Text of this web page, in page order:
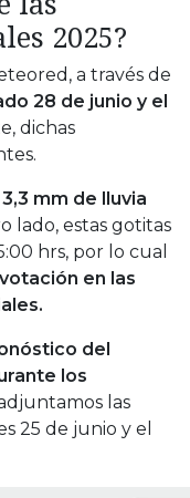
2025?
a través de
28 de junio y el
dichas
mm de lluvia
lado, estas gotitas
hrs, por lo cual
en las
del
los
las
25 de junio y el